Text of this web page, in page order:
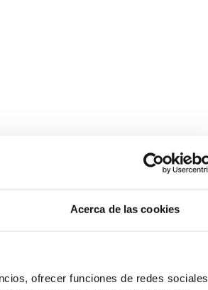
Acerca de las cookies
ofrecer funciones de redes sociales